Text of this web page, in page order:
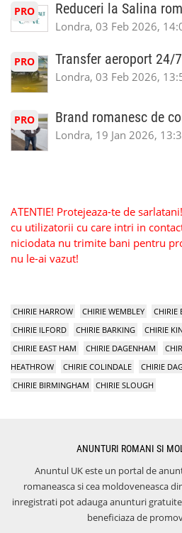
PRO Reduceri la Salina
Londra, 03 Feb 2026,
PRO Transfer aeroport 24/7
Londra, 03 Feb 2026,
PRO Brand romanesc de
Londra, 19 Jan 2026,
ATENTIE! Protejeaza-te de
cu utilizatorii cu care intri in
niciodata nu trimite bani pentru
nu le-ai vazut!
CHIRIE HARROW CHIRIE WEMBLEY CHIRIE
CHIRIE ILFORD
CHIRIE BARKING CHIRIE
CHIRIE EAST HAM
CHIRIE DAGENHAM
HEATHROW
CHIRIE COLINDALE CHIRIE
CHIRIE BIRMINGHAM
CHIRIE SLOUGH
ANUNTURI ROMANI SI
Anuntul UK este un portal de
romaneasca si cea moldoveneasca
inregistrati pot adauga anunturi
beneficiaza de